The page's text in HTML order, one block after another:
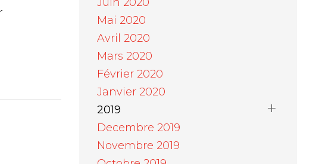
Mai 2020
Avril 2020
Mars 2020
Février 2020
Janvier 2020
2019
Decembre 2019
Novembre 2019